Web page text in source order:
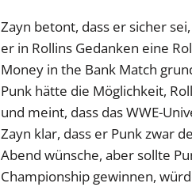
Zayn betont, dass er sicher
er in Rollins Gedanken eine
Money in the Bank Match
Punk hätte die Möglichkeit,
und meint, dass das WWE-
Zayn klar, dass er Punk zwar
Abend wünsche, aber sollte
Championship gewinnen,